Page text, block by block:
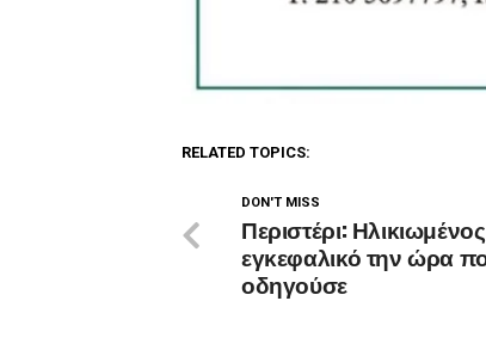
RELATED TOPICS:
DON'T MISS
Περιστέρι:
εγκεφαλικό την ώρα
οδηγούσε